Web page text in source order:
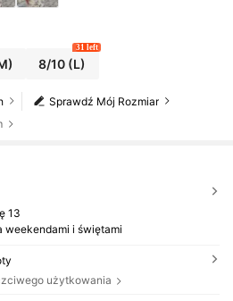
8/10 (L)
31 left
Sprawdź Mój Rozmiar
13
weekendami i świętami
użytkowania